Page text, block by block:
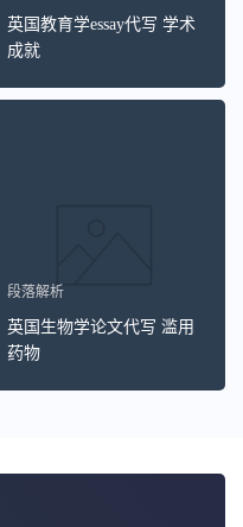
英国教育学essay代写 学术
成就
段落解析
英国生物学论文代写 滥用
药物